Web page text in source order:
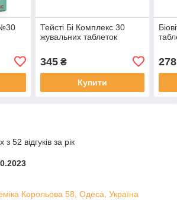
№30
Тейсті Бі Комплекс 30
жувальних таблеток
345₴
Купити
278
52 відгуків за рік
Корольова 58, Одеса, Україна